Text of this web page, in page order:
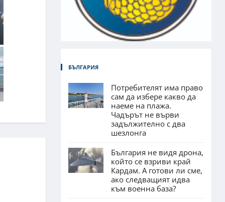
БЪЛГАРИЯ
Потребителят има право
сам да избере какво да
наеме на плажа.
Чадърът не върви
задължително с два
шезлонга
България не видя дрона,
който се взриви край
Кардам. А готови ли сме,
ако следващият идва
към военна база?